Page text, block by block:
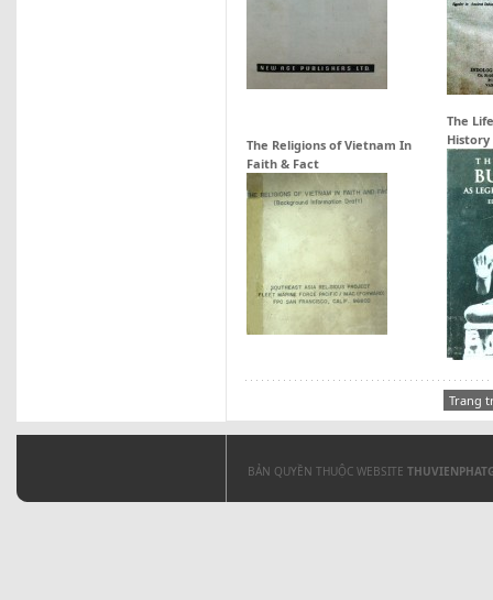
The Religions of Vietnam In
Faith & Fact
The
History
Trang
BẢN QUYỀN THUỘC WEBSITE